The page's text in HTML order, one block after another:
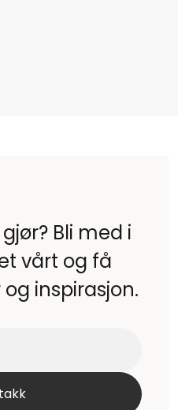
Bli med i
vårt og få
inspirasjon.